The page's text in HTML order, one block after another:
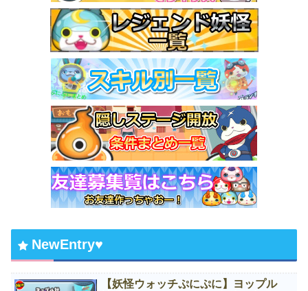
NewEntry♥
【妖怪ウォッチぷにぷに】ヨップル